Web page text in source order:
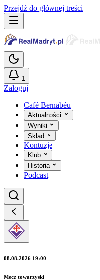
Przejdź do głównej treści
1
Zaloguj
Café Bernabéu
Aktualności
Wyniki
Skład
Kontuzje
Klub
Historia
Podcast
08.08.2026 19:00
Mecz towarzyski